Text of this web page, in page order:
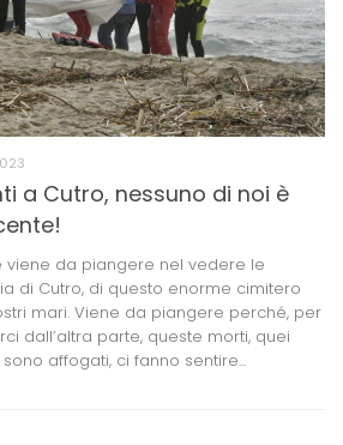
a Cutro, nessuno di noi è
viene da piangere nel vedere le
di Cutro, di questo enorme cimitero
mari. Viene da piangere perché, per
dall’altra parte, queste morti, quei
affogati, ci fanno sentire...